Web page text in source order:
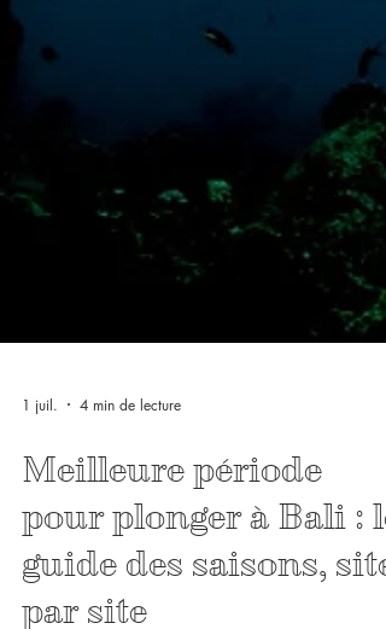
1 juil. 4 min de lecture
Meilleure période
pour plonger à Bali : le
guide des saisons, site